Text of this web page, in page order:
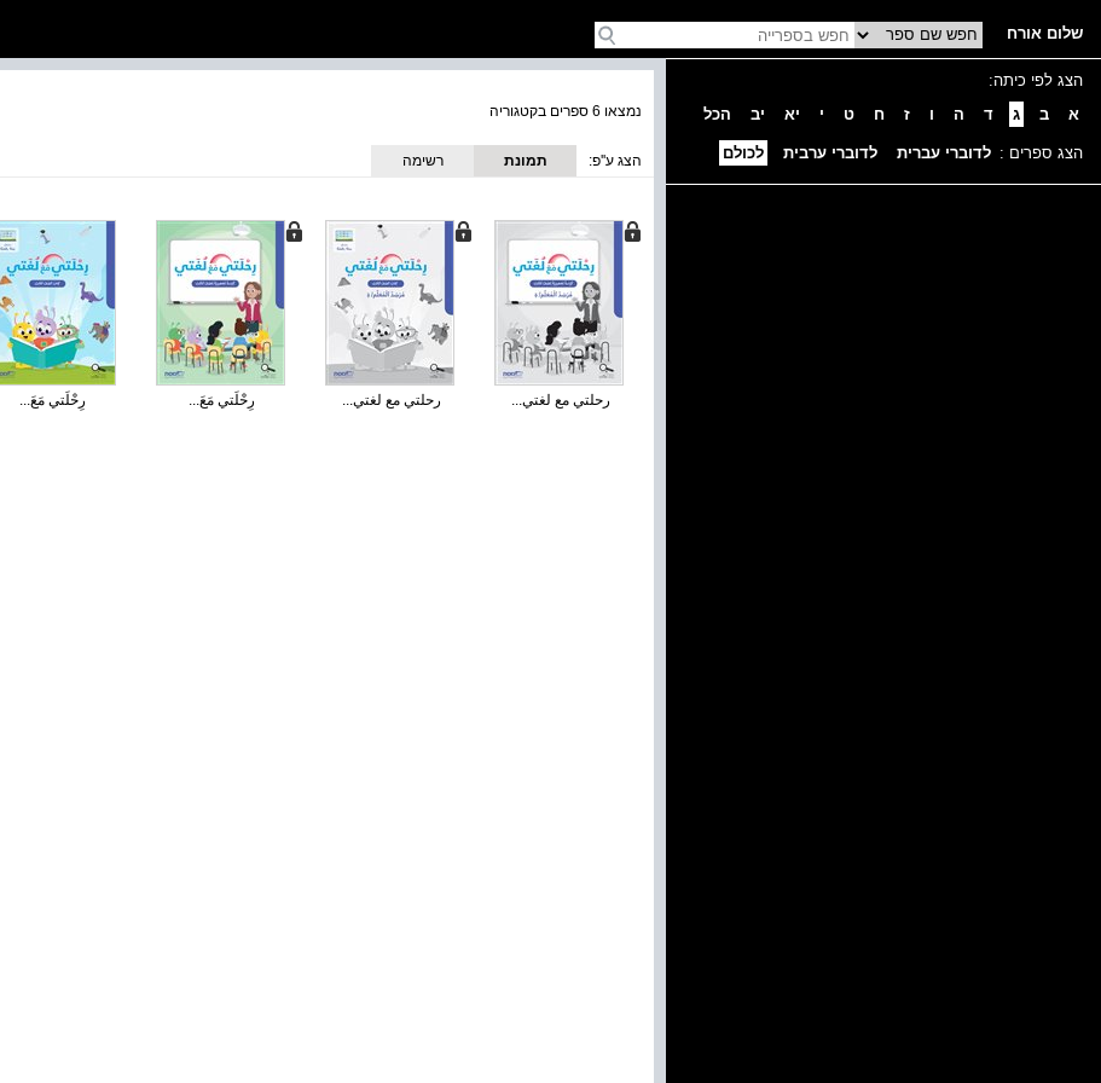
שלום אורח
הצג לפי כיתה:
א
ב ג ד ה ו ז ח ט י יא יב הכל
הצג ספרים : לדוברי עברית לדוברי ערבית לכולם
נמצאו 6 ספרים בקטגוריה
הצג ע''פ:
תמונת
רשימה
رحلتي مع لغتي... رحلتي مع لغتي... رِحْلَتي مَعَ... رِحْلَتي مَعَ...